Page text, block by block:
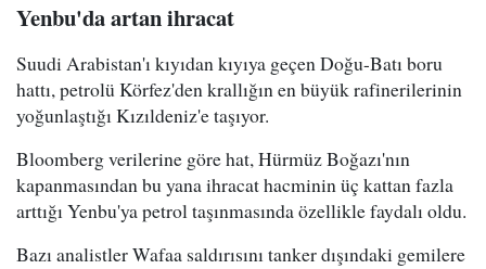
Yenbu'da artan ihracat
Suudi Arabistan'ı kıyıdan kıyıya geçen Doğu-Batı boru
hattı, petrolü Körfez'den krallığın en büyük rafinerilerinin
yoğunlaştığı Kızıldeniz'e taşıyor.
Bloomberg verilerine göre hat, Hürmüz Boğazı'nın
kapanmasından bu yana ihracat hacminin üç kattan fazla
arttığı Yenbu'ya petrol taşınmasında özellikle faydalı oldu.
Bazı analistler Wafaa saldırısını tanker dışındaki gemilere